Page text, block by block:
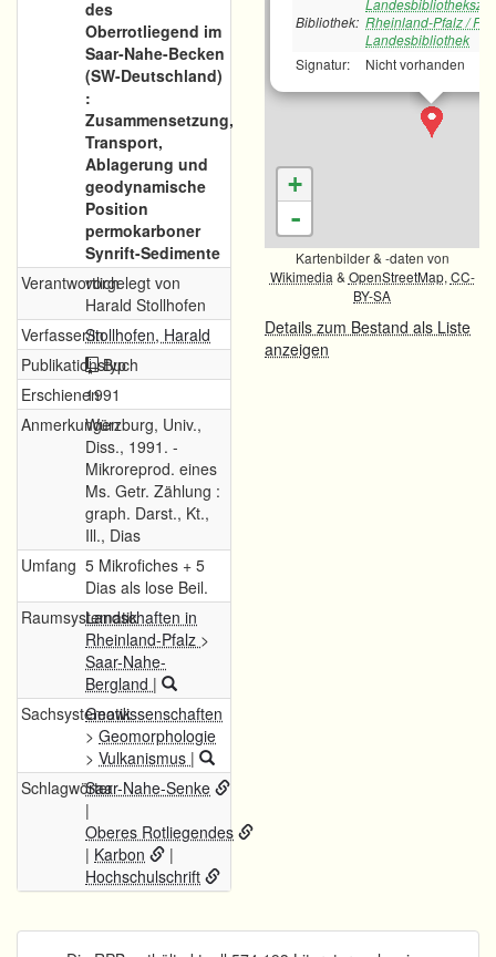
des
Oberrotliegend im
Saar-Nahe-Becken
(SW-Deutschland)
:
Zusammensetzung,
Transport,
Ablagerung und
geodynamische
Position
permokarboner
Synrift-Sedimente
Verantwortlichvorgelegt von
Harald Stollhofen
Verfasser/inStollhofen, Harald
Publikationstyp
Buch
Erschienen1991
AnmerkungenWürzburg, Univ.,
Diss., 1991. -
Mikroreprod. eines
Ms. Getr. Zählung :
graph. Darst., Kt.,
Ill., Dias
Umfang 5 Mikrofiches + 5
Dias als lose Beil.
RaumsystematikLandschaften in
Rheinland-Pfalz >
Saar-Nahe-
Bergland |
SachsystematikGeowissenschaften
> Geomorphologie
> Vulkanismus |
SchlagwörterSaar-Nahe-Senke
|
Oberes Rotliegendes
| Karbon
|
Hochschulschrift
Bibliothek: Rheinland-Pfalz /
Landesbibliothek
Signatur:
Nicht vorhanden
+
-
Kartenbilder & -daten von
Wikimedia & OpenStreetMap, CC-
BY-SA
Details zum Bestand als Liste
anzeigen